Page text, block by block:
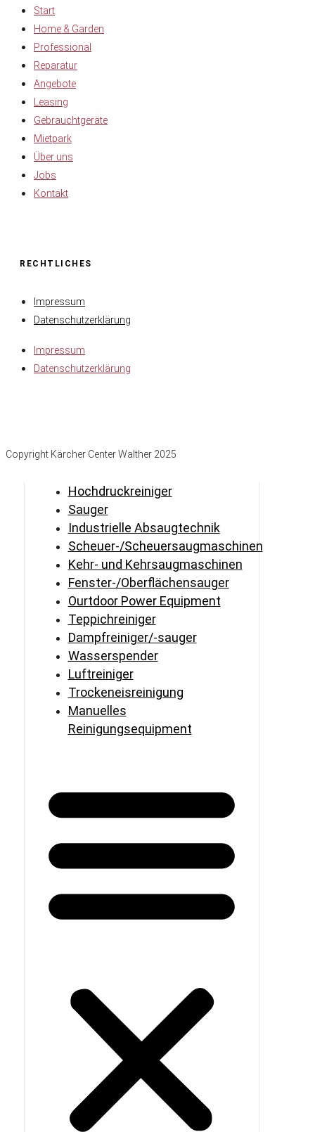
Start
Home & Garden
Professional
Reparatur
Angebote
Leasing
Gebrauchtgeräte
Mietpark
Über uns
Jobs
Kontakt
RECHTLICHES
Impressum
Datenschutzerklärung
Impressum
Datenschutzerklärung
Copyright Kärcher Center Walther 2025
Hochdruckreiniger
Sauger
Industrielle Absaugtechnik
Scheuer-/Scheuersaugmaschinen
Kehr- und Kehrsaugmaschinen
Fenster-/Oberflächensauger
Ourtdoor Power Equipment
Teppichreiniger
Dampfreiniger/-sauger
Wasserspender
Luftreiniger
Trockeneisreinigung
Manuelles
Reinigungsequipment